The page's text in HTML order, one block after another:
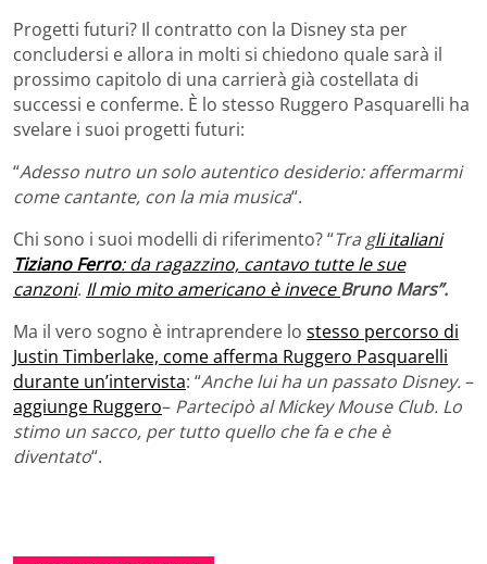
Progetti futuri? Il contratto con la Disney sta per
concludersi e allora in molti si chiedono quale sarà il
prossimo capitolo di una carrierà già costellata di
successi e conferme. È lo stesso Ruggero Pasquarelli ha
svelare i suoi progetti futuri:
“Adesso nutro un solo autentico desiderio: affermarmi
come cantante, con la mia musica“.
Chi sono i suoi modelli di riferimento? “Tra gli italiani
Tiziano Ferro: da ragazzino, cantavo tutte le sue
canzoni. Il mio mito americano è inveceBruno Mars”.
Ma il vero sogno è intraprendere lo stesso percorso di
Justin Timberlake, come afferma Ruggero Pasquarelli
durante un’intervista: “Anche lui ha un passato Disney.–
aggiunge Ruggero– Partecipò al Mickey Mouse Club. Lo
stimo un sacco, per tutto quello che fa e che è
diventato“.